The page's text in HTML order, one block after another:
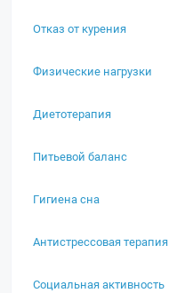
Отказ от курения
Физические нагрузки
Диетотерапия
Питьевой баланс
Гигиена сна
Антистрессовая терапия
Социальная активность